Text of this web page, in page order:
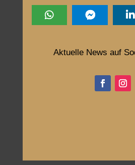
Aktuelle News auf